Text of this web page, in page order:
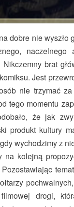
dobre nie
naczelnego
brat
Jest
nie trzymać
tego momentu
że jak
produkt kultury
wychodzimy z
na kolejną
drogi,